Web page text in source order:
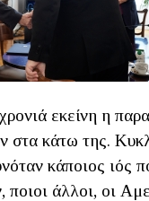
εκείνη η
στα κάτω της.
κάποιος ιός
ποιοι άλλοι, οι